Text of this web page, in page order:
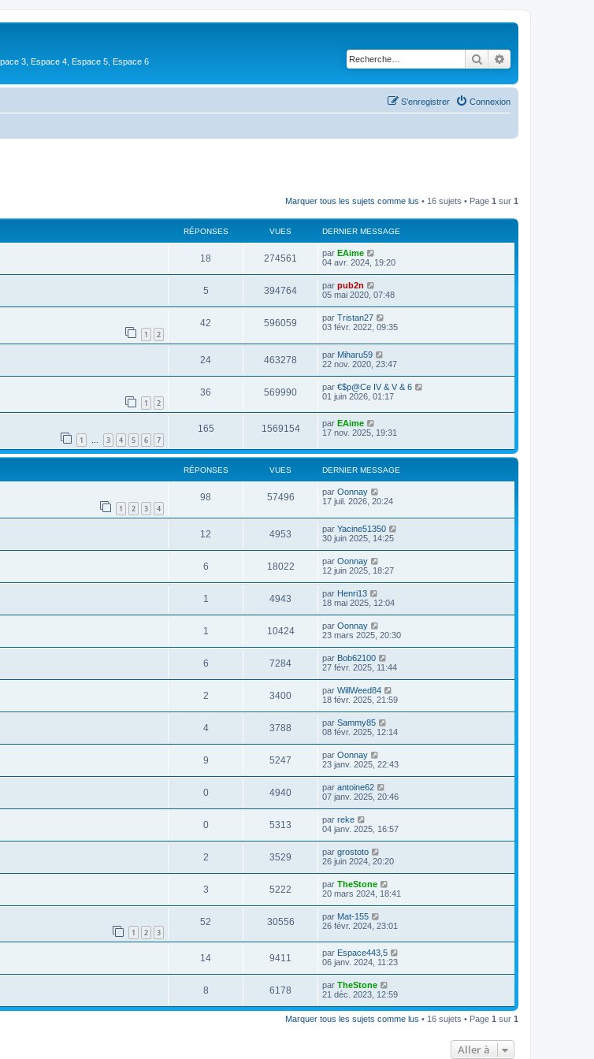
3, Espace 4, Espace 5, Espace 6 Rechercher
Connexion
S’enregistrer
Marquer tous les sujets comme lus • 16 sujets • Page 1 sur 1
RÉPONSES VUES DERNIER MESSAGE
18 274561 par EAime
04 avr. 2024, 19:20
5 394764 par pub2n
05 mai 2020, 07:48
1 2
42 596059 par Tristan27
03 févr. 2022, 09:35
24 463278 par Miharu59
22 nov. 2020, 23:47
1 2
36 569990 par €$p@Ce IV & V & 6
01 juin 2026, 01:17
1 … 3 4 5 6 7
165 1569154 par EAime
17 nov. 2025, 19:31
RÉPONSES VUES DERNIER MESSAGE
1 2 3 4
98 57496 par Oonnay
17 juil. 2026, 20:24
12 4953 par Yacine51350
30 juin 2025, 14:25
6 18022 par Oonnay
12 juin 2025, 18:27
1 4943 par Henri13
18 mai 2025, 12:04
1 10424 par Oonnay
23 mars 2025, 20:30
6 7284 par Bob62100
27 févr. 2025, 11:44
2 3400 par WillWeed84
18 févr. 2025, 21:59
4 3788 par Sammy85
08 févr. 2025, 12:14
9 5247 par Oonnay
23 janv. 2025, 22:43
0 4940 par antoine62
07 janv. 2025, 20:46
0 5313 par reke
04 janv. 2025, 16:57
2 3529 par grostoto
26 juin 2024, 20:20
3 5222 par TheStone
20 mars 2024, 18:41
1 2 3
52 30556 par Mat-155
26 févr. 2024, 23:01
14 9411 par Espace443,5
06 janv. 2024, 11:23
8 6178 par TheStone
21 déc. 2023, 12:59
Marquer tous les sujets comme lus • 16 sujets • Page 1 sur 1
Aller à